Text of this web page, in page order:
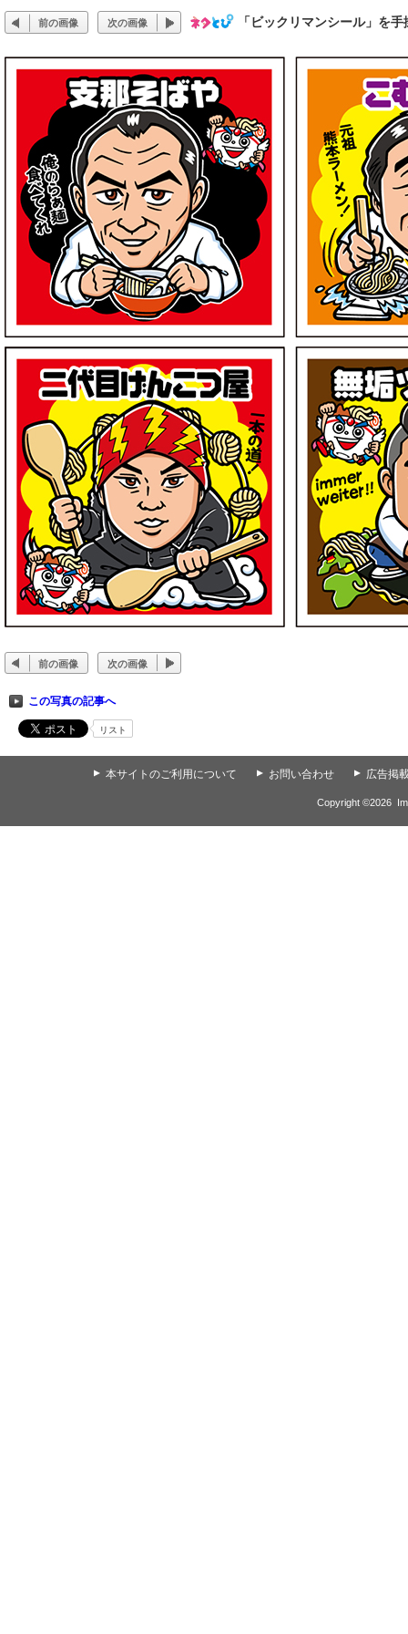
前の画像 次の画像 「ビックリマンシール」を
前の画像 次の画像
この写真の記事へ
リスト
▲ 本サイトのご利用について ▲ お問い合わせ ▲ 広告掲
Copyright ©2026